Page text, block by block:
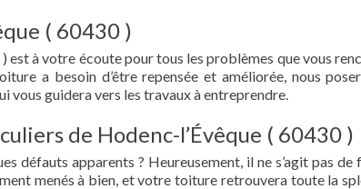
( 60430 )
est à votre écoute pour tous les problèmes que vous
a besoin d’être repensée et améliorée, nous
vous guidera vers les travaux à entreprendre.
de Hodenc-l’Évêque ( 60430 )
défauts apparents ? Heureusement, il ne s’agit pas de
menés à bien, et votre toiture retrouvera toute la